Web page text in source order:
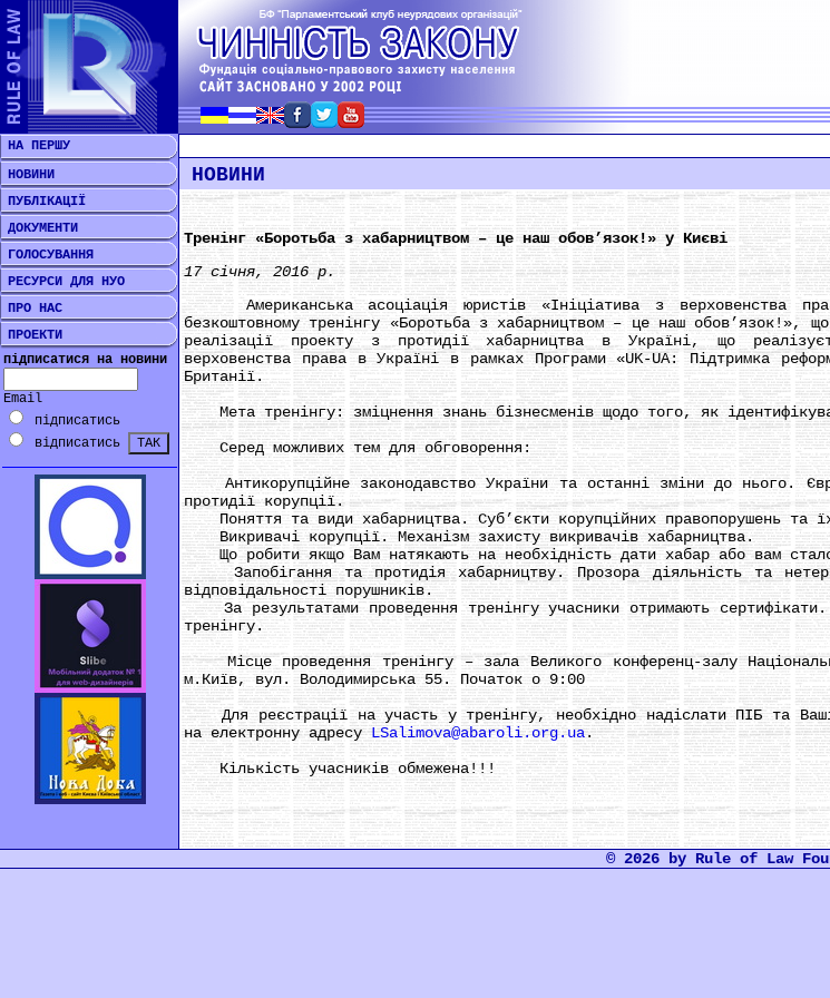
НА ПЕРШУ
НОВИНИ
ПУБЛІКАЦІЇ
ДОКУМЕНТИ
ГОЛОСУВАННЯ
РЕСУРСИ ДЛЯ НУО
ПРО НАС
ПРОЕКТИ
підписатися на новини
Email
підписатись
відписатись
НОВИНИ
Тренінг «Боротьба з хабарництвом – це наш обов’язок!» у Києві
17 січня, 2016 р.
Американська асоціація юристів «Ініціатива з верховенства
безкоштовному тренінгу «Боротьба з хабарництвом – це наш
реалізації проекту з протидії хабарництва в Україні, що
верховенства права в Україні в рамках Програми «UK-UA: Підтримка
Британії.
Мета тренінгу: зміцнення знань бізнесменів щодо того, як
Серед можливих тем для обговорення:
Антикорупційне законодавство України та останні зміни до нього.
протидії корупції.
Поняття та види хабарництва. Суб’єкти корупційних правопорушень та
Викривачі корупції. Механізм захисту викривачів хабарництва.
Що робити якщо Вам натякають на необхідність дати хабар або вам
Запобігання та протидія хабарництву. Прозора діяльність та
відповідальності порушників.
За результатами проведення тренінгу учасники отримають сертифікати.
тренінгу.
Місце проведення тренінгу – зала Великого конференц-залу
м.Київ, вул. Володимирська 55. Початок о 9:00
Для реєстрації на участь у тренінгу, необхідно надіслати ПІБ та
на електронну адресуLSalimova@abaroli.org.ua.
Кількість учасників обмежена!!!
© 2026 by Rule of Law